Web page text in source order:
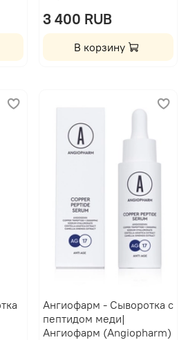
3 400 RUB
В корзину
Ангиофарм - Сыворотка с
пептидом меди|
Ангиофарм (Angiopharm)